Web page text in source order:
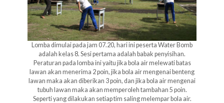
Lomba dimulai pada jam 07.20, hari ini peserta Water Bomb
adalah kelas 8. Sesi pertama adalah babak penyisihan.
Peraturan pada lomba ini yaitu jika bola air melewati batas
lawan akan menerima 2 poin, jika bola air mengenai benteng
lawan maka akan diberikan 3 poin, dan jika bola air mengenai
tubuh lawan maka akan memperoleh tambahan 5 poin.
Seperti yang dilakukan setiap tim saling melempar bola air.